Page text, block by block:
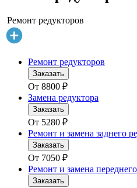
Ремонт редукторов
Ремонт редукторов
Заказать
От 8800 ₽
Замена редуктора
Заказать
От 5280 ₽
Ремонт и замена заднего
Заказать
От 7050 ₽
Ремонт и замена
Заказать